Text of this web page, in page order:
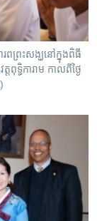
ព​ព្រះសង្ឃ​នៅ​ក្នុង​ពិធី​
ទ្ធិការាម កាលពីថ្ងៃ